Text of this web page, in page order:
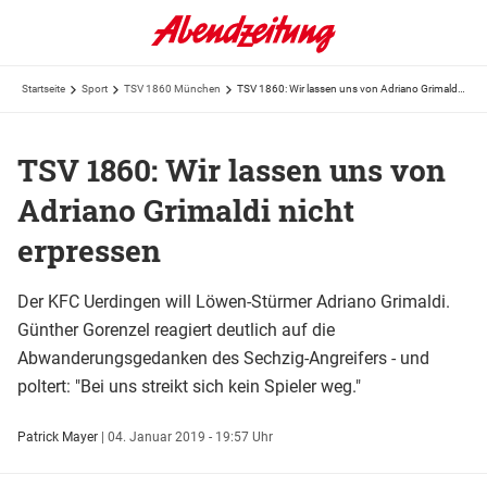
Startseite Sport TSV 1860 München
TSV 1860: Wir lassen uns von
Adriano Grimaldi nicht
erpressen
Der KFC Uerdingen will Löwen-Stürmer Adriano Grimaldi.
Günther Gorenzel reagiert deutlich auf die
Abwanderungsgedanken des Sechzig-Angreifers - und
poltert: "Bei uns streikt sich kein Spieler weg."
Patrick Mayer | 04. Januar 2019 - 19:57 Uhr